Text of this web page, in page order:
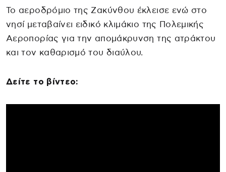
Το αεροδρόμιο της Ζακύνθου έκλεισε ενώ στο
νησί μεταβαίνει ειδικό κλιμάκιο της Πολεμικής
Αεροπορίας για την απομάκρυνση της ατράκτου
και τον καθαρισμό του διαύλου.
Δείτε το βίντεο: